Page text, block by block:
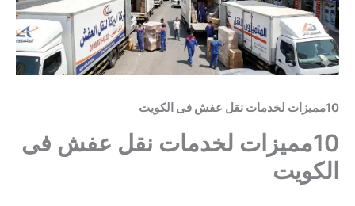
10مميزات لخدمات نقل عفش فى الكويت
10مميزات لخدمات نقل عفش فى
الكويت